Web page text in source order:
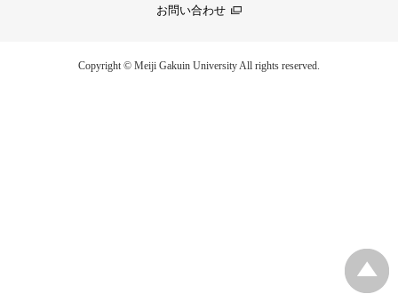
お問い合わせ
Copyright © Meiji Gakuin University All rights reserved.